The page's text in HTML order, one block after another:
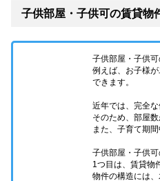
子供部屋・子供可の賃貸物
子供部屋・子供
例えば、お子様
できます。
近年では、完全
そのため、部屋
また、子育て期
子供部屋・子供
1つ目は、賃貸物
物件の構造には